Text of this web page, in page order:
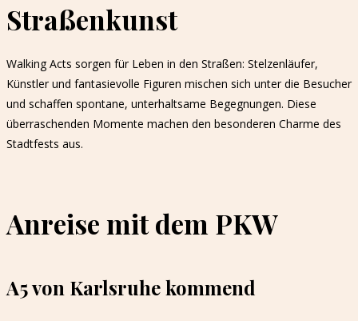
Straßenkunst
Walking Acts sorgen für Leben in den Straßen: Stelzenläufer,
Künstler und fantasievolle Figuren mischen sich unter die Besucher
und schaffen spontane, unterhaltsame Begegnungen. Diese
überraschenden Momente machen den besonderen Charme des
Stadtfests aus.
Anreise mit dem PKW
A5 von Karlsruhe kommend